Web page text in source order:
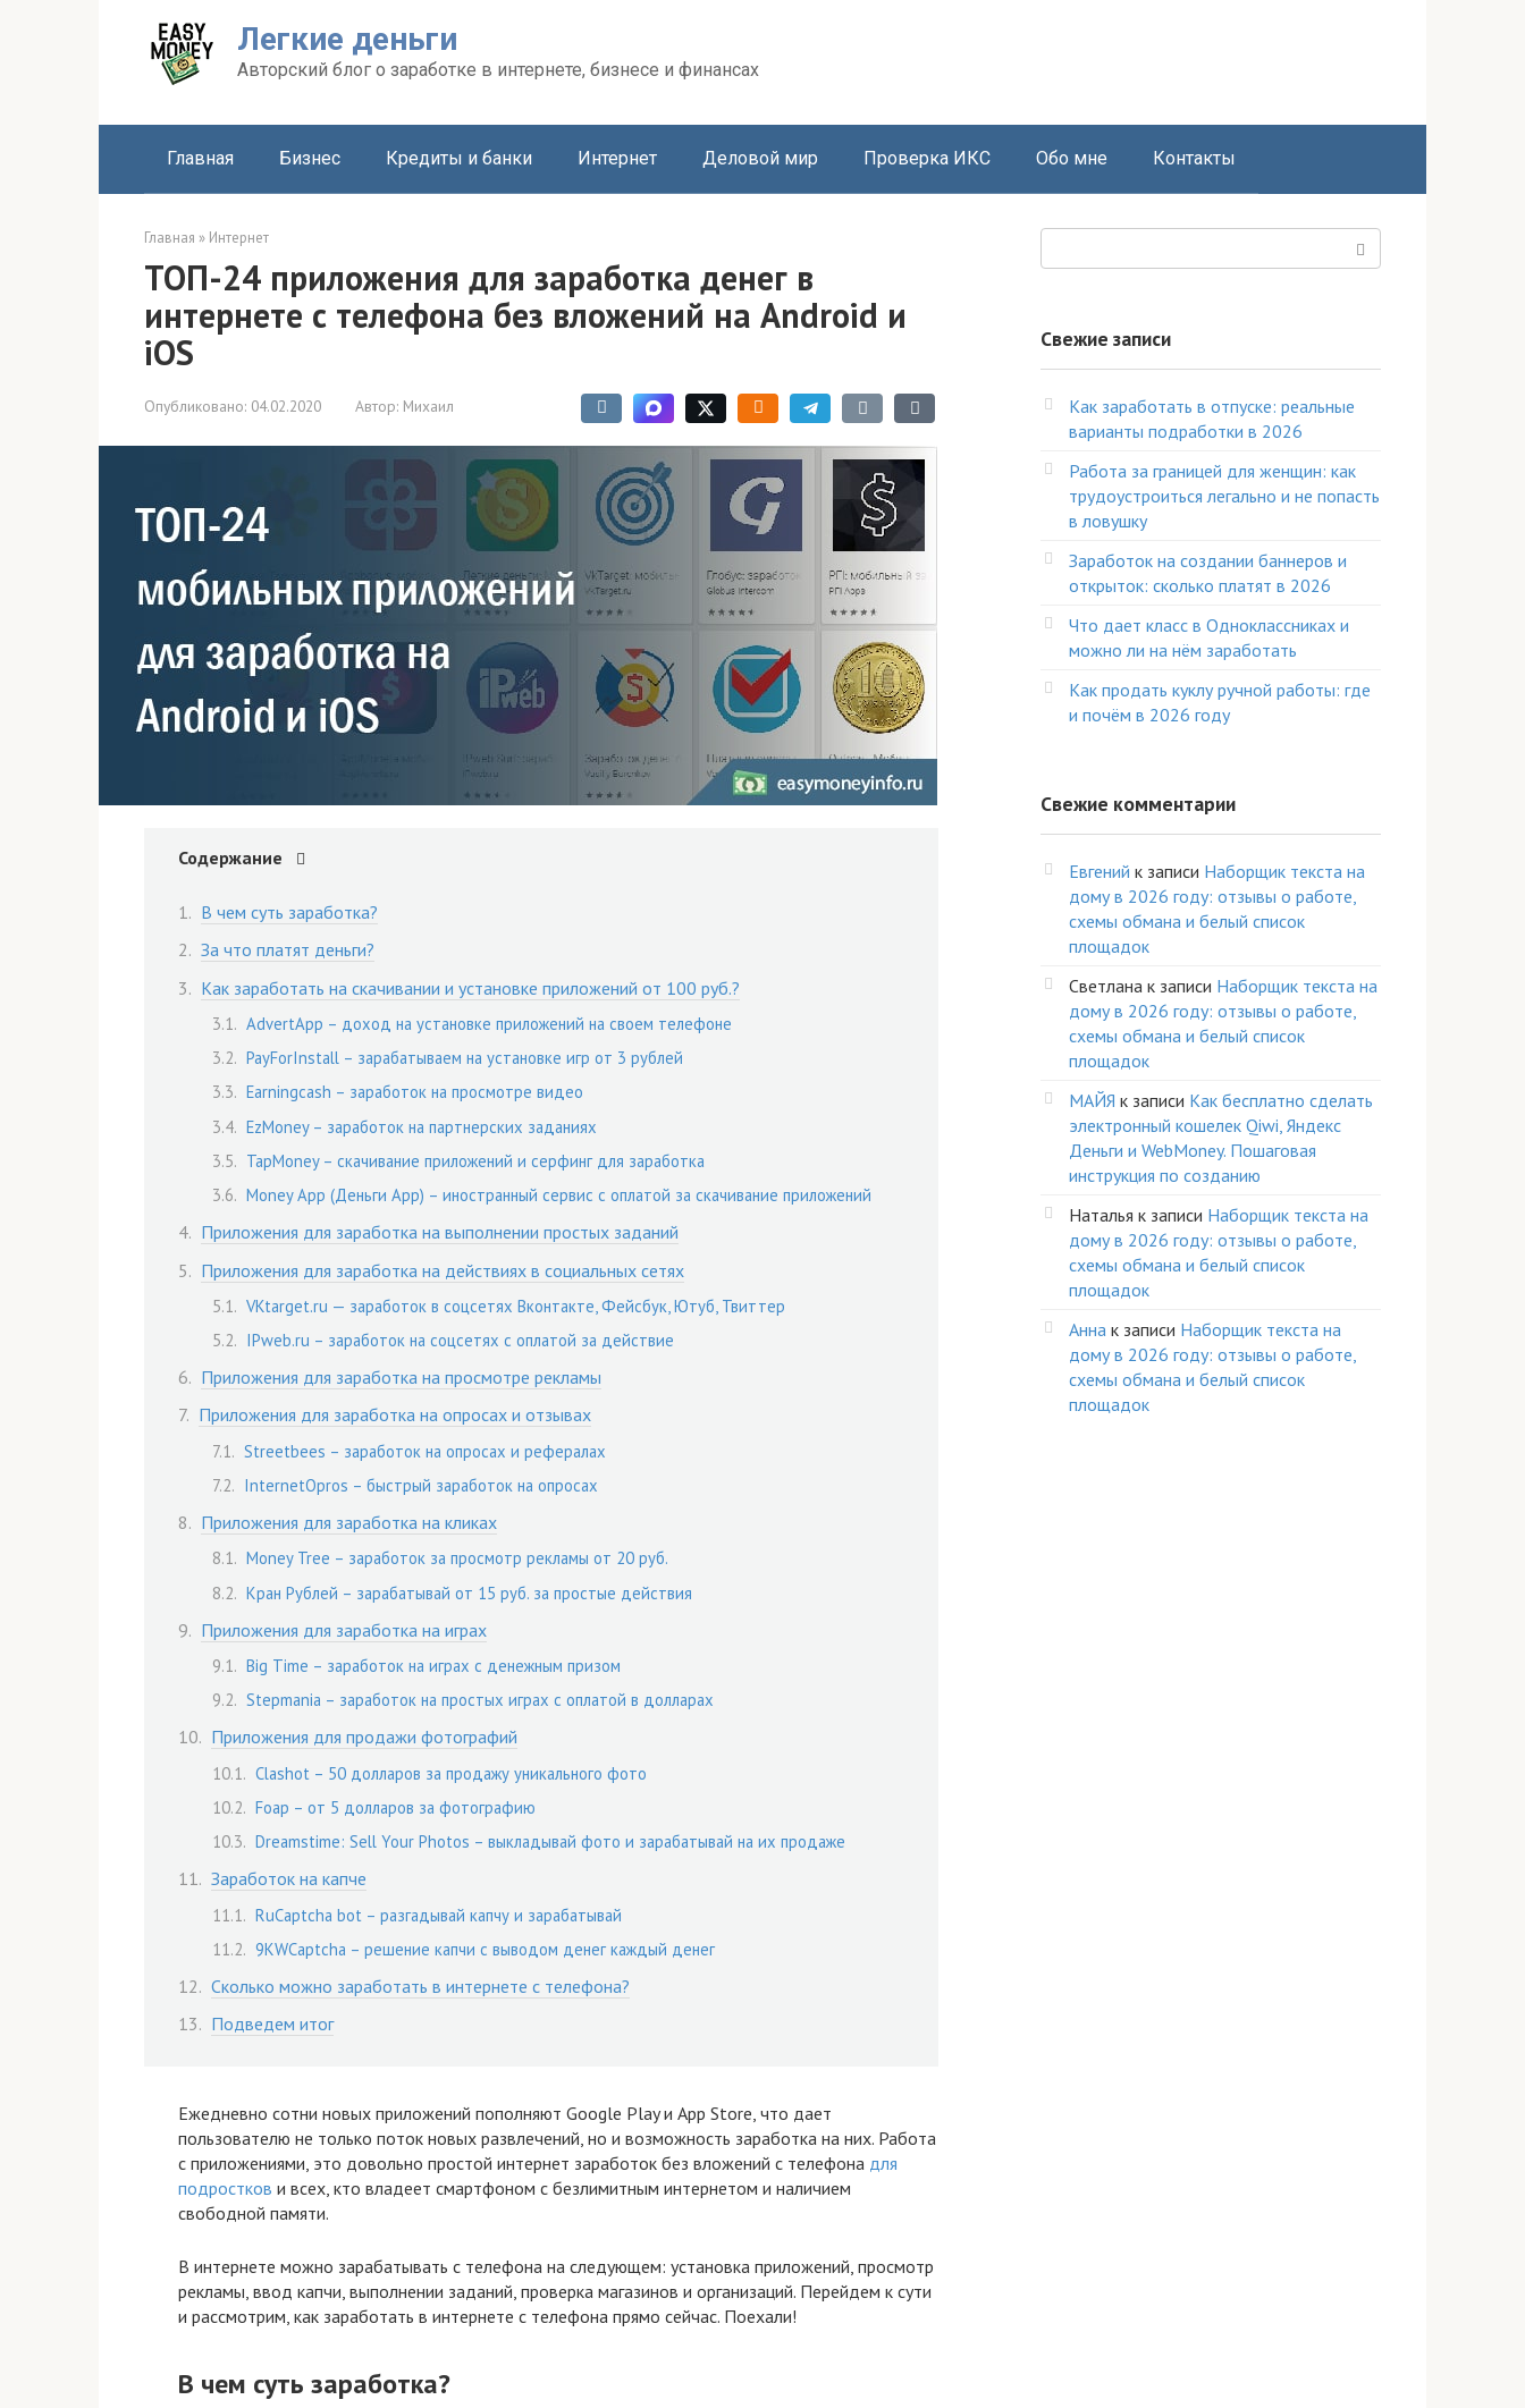
Легкие деньги
Авторский блог о заработке в интернете, бизнесе и финансах
Главная Бизнес Кредиты и банки Интернет Деловой мир Проверка ИКС Обо мне Контакты
Главная » Интернет
ТОП-24 приложения для заработка денег в
интернете с телефона без вложений на Android и
iOS
Опубликовано: 04.02.2020 Автор: Михаил
Содержание
В чем суть заработка?
За что платят деньги?
Как заработать на скачивании и установке приложений от 100 руб.?
AdvertApp – доход на установке приложений на своем телефоне
PayForInstall – зарабатываем на установке игр от 3 рублей
Earningcash – заработок на просмотре видео
EzMoney – заработок на партнерских заданиях
TapMoney – скачивание приложений и серфинг для заработка
Money App (Деньги App) – иностранный сервис с оплатой за скачивание приложений
Приложения для заработка на выполнении простых заданий
Приложения для заработка на действиях в социальных сетях
VKtarget.ru — заработок в соцсетях Вконтакте, Фейсбук, Ютуб, Твиттер
IPweb.ru – заработок на соцсетях с оплатой за действие
Приложения для заработка на просмотре рекламы
Приложения для заработка на опросах и отзывах
Streetbees – заработок на опросах и рефералах
InternetOpros – быстрый заработок на опросах
Приложения для заработка на кликах
Money Tree – заработок за просмотр рекламы от 20 руб.
Кран Рублей – зарабатывай от 15 руб. за простые действия
Приложения для заработка на играх
Big Time – заработок на играх с денежным призом
Stepmania – заработок на простых играх с оплатой в долларах
Приложения для продажи фотографий
Clashot – 50 долларов за продажу уникального фото
Foap – от 5 долларов за фотографию
Dreamstime: Sell Your Photos – выкладывай фото и зарабатывай на их продаже
Заработок на капче
RuCaptcha bot – разгадывай капчу и зарабатывай
9KWCaptcha – решение капчи с выводом денег каждый денег
Сколько можно заработать в интернете с телефона?
Подведем итог
Ежедневно сотни новых приложений пополняют Google Play и App Store, что дает
пользователю не только поток новых развлечений, но и возможность заработка на них. Работа
с приложениями, это довольно простой интернет заработок без вложений с телефона для
подростков и всех, кто владеет смартфоном с безлимитным интернетом и наличием
свободной памяти.
В интернете можно зарабатывать с телефона на следующем: установка приложений, просмотр
рекламы, ввод капчи, выполнении заданий, проверка магазинов и организаций. Перейдем к сути
и рассмотрим, как заработать в интернете с телефона прямо сейчас. Поехали!
В чем суть заработка?
Свежие записи
Как заработать в отпуске: реальные
варианты подработки в 2026
Работа за границей для женщин: как
трудоустроиться легально и не попасть
в ловушку
Заработок на создании баннеров и
открыток: сколько платят в 2026
Что дает класс в Одноклассниках и
можно ли на нём заработать
Как продать куклу ручной работы: где
и почём в 2026 году
Свежие комментарии
Евгений к записи Наборщик текста на
дому в 2026 году: отзывы о работе,
схемы обмана и белый список
площадок
Светлана к записи Наборщик текста на
дому в 2026 году: отзывы о работе,
схемы обмана и белый список
площадок
МАЙЯ к записи Как бесплатно сделать
электронный кошелек Qiwi, Яндекс
Деньги и WebMoney. Пошаговая
инструкция по созданию
Наталья к записи Наборщик текста на
дому в 2026 году: отзывы о работе,
схемы обмана и белый список
площадок
Анна к записи Наборщик текста на
дому в 2026 году: отзывы о работе,
схемы обмана и белый список
площадок